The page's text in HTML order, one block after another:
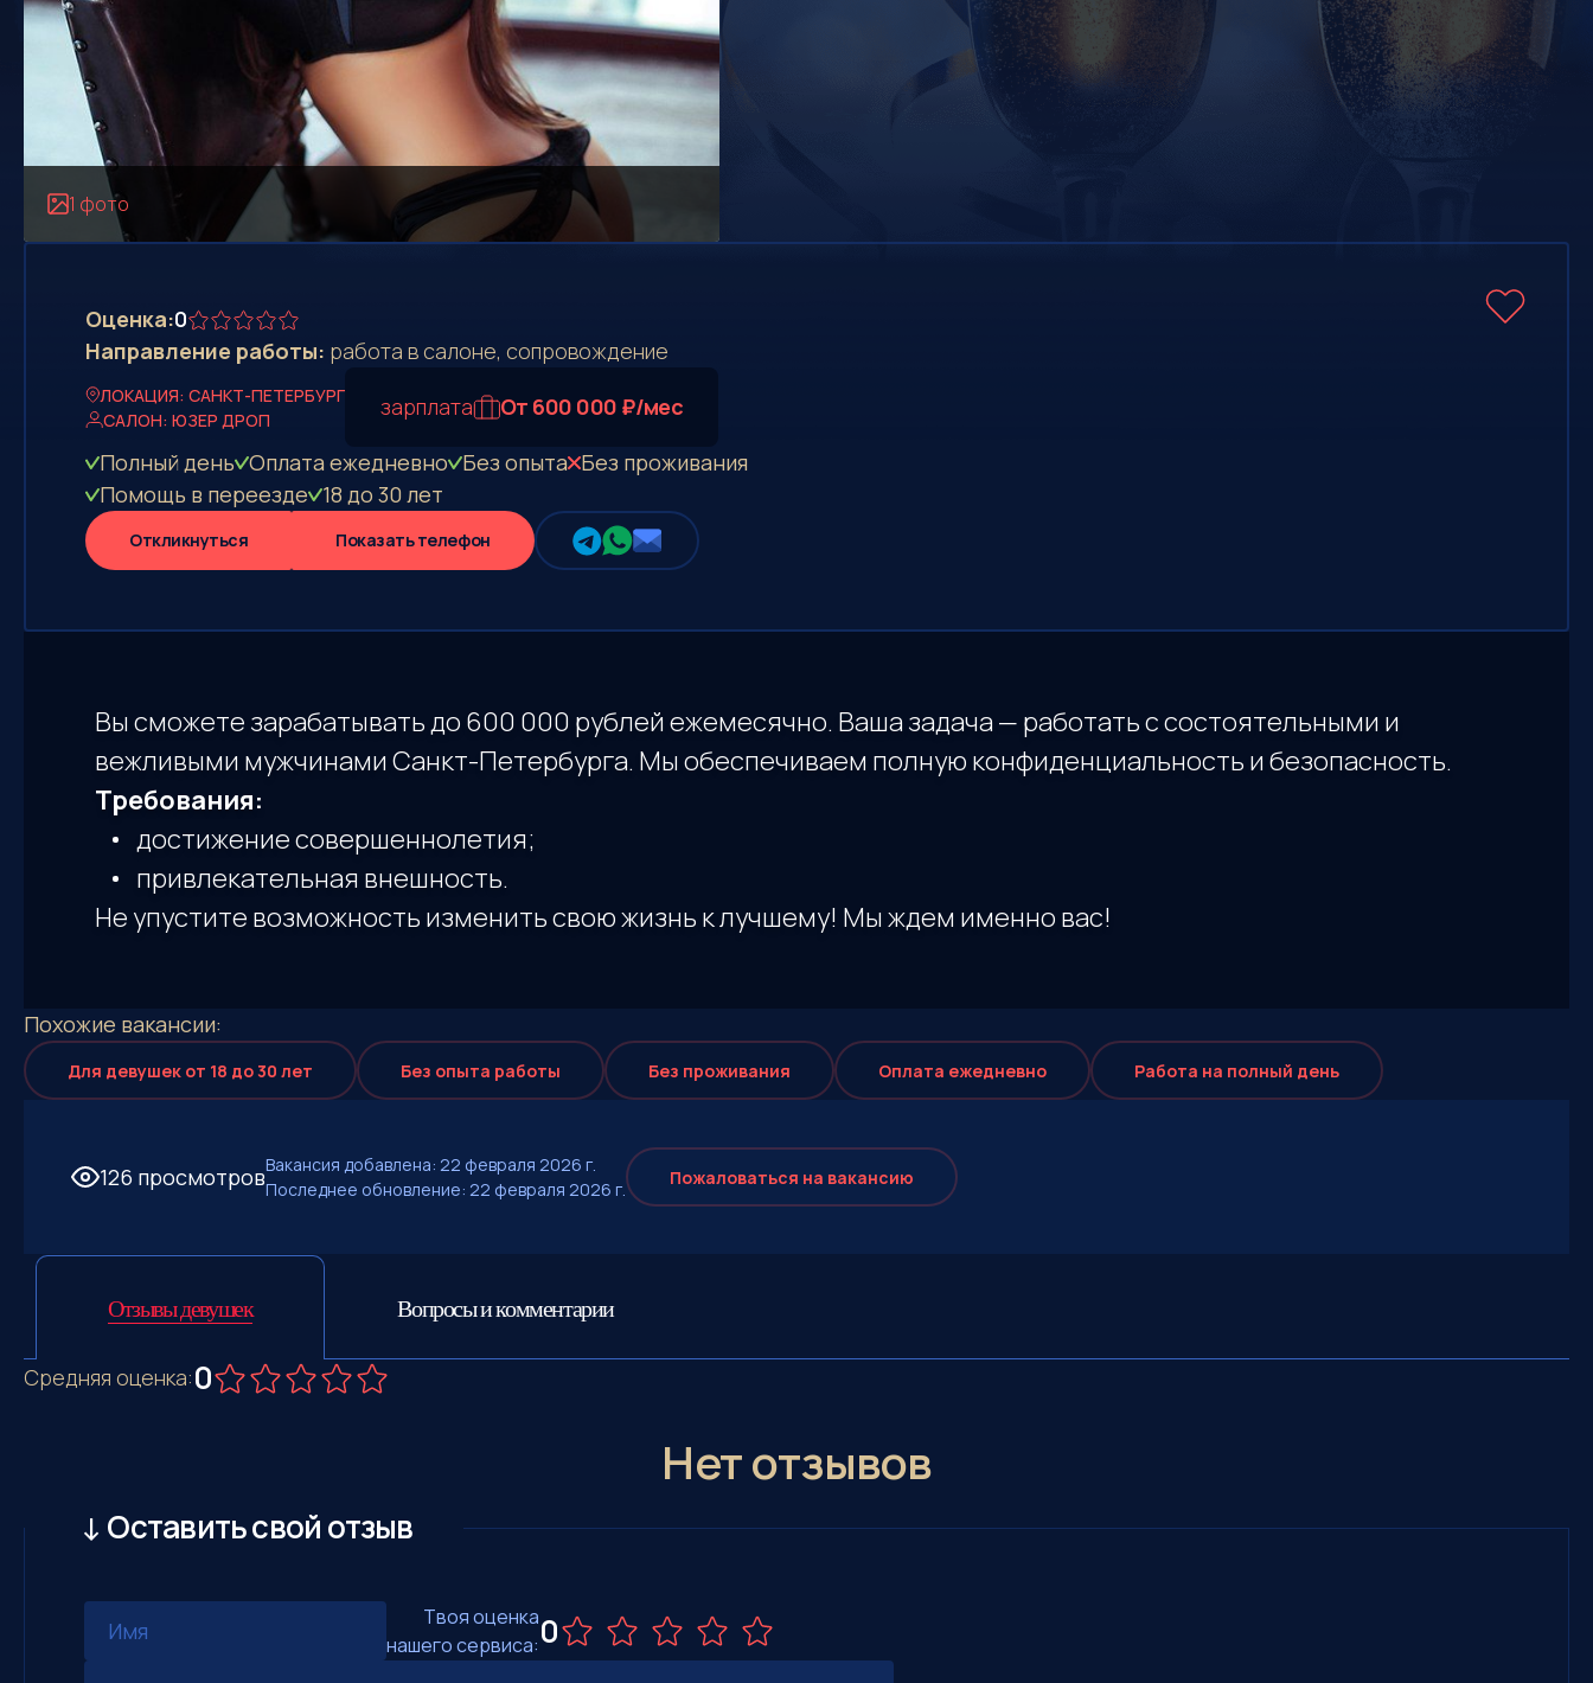
1 фото
Оценка:0
Направление работы: работа в салоне, сопровождение
ЛОКАЦИЯ: САНКТ-ПЕТЕРБУРГ
САЛОН: ЮЗЕР ДРОП
зарплата
От 600 000 ₽/мес
Полный день Оплата eжедневно Без опыта Без проживания
Помощь в переезде 18 до 30 лет
Откликнуться Показать телефон
Вы сможете зарабатывать до 600 000 рублей ежемесячно. Ваша задача — работать с состоятельными и
вежливыми мужчинами Санкт-Петербурга. Мы обеспечиваем полную конфиденциальность и безопасность.
Требования:
достижение совершеннолетия;
привлекательная внешность.
Не упустите возможность изменить свою жизнь к лучшему! Мы ждем именно вас!
Похожие вакансии:
Для девушек от 18 до 30 лет Без опыта работы Без проживания Оплата eжедневно Работа на полный день
126 просмотровВакансия добавлена: 22 февраля 2026 г.
Последнее обновление: 22 февраля 2026 г.
Пожаловаться на вакансию
Отзывы девушек Вопросы и комментарии
Средняя оценка:0
Нет отзывов
↓ Оставить свой отзыв
Твоя оценка
нашего сервиса:0